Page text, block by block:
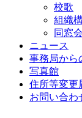
校歌
組織
同窓
ニュース
事務局から
写真館
住所等変更
お問い合わ